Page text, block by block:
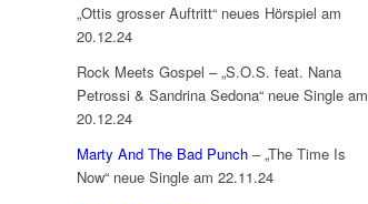
„Ottis grosser Auftritt“ neues Hörspiel am
20.12.24
Rock Meets Gospel – „S.O.S. feat. Nana
Petrossi & Sandrina Sedona“ neue Single am
20.12.24
Marty And The Bad Punch – „The Time Is
Now“ neue Single am 22.11.24